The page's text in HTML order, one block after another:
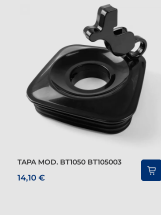
TAPA MOD. BT1050 BT105003
14,10 €